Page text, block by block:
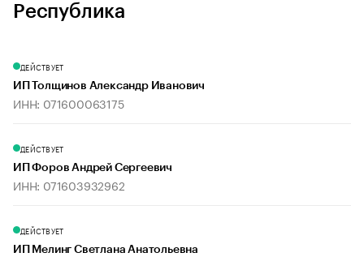
Республика
ДЕЙСТВУЕТ
ИП Толщинов Александр Иванович
ИНН: 071600063175
ДЕЙСТВУЕТ
ИП Форов Андрей Сергеевич
ИНН: 071603932962
ДЕЙСТВУЕТ
ИП Мелинг Светлана Анатольевна